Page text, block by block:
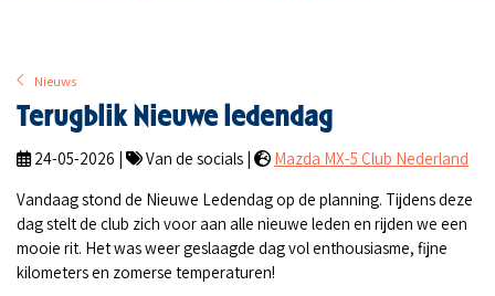
Nieuws
Terugblik Nieuwe ledendag
24-05-2026 | Van de socials |
Mazda MX-5 Club Nederland
Vandaag stond de Nieuwe Ledendag op de planning. Tijdens deze
dag stelt de club zich voor aan alle nieuwe leden en rijden we een
mooie rit. Het was weer geslaagde dag vol enthousiasme, fijne
kilometers en zomerse temperaturen!